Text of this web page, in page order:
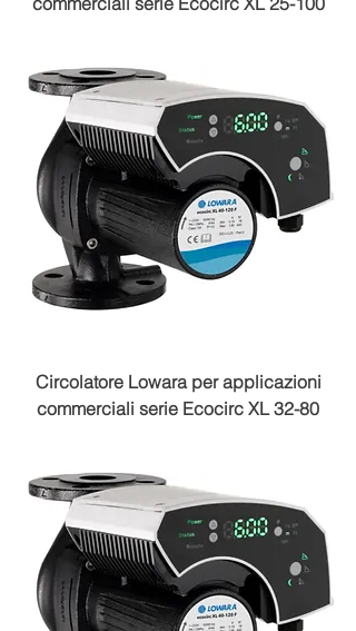
Circolatore Lowara per applicazioni
commerciali serie Ecocirc XL 32-80